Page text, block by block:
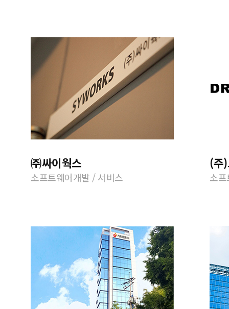
㈜싸이웍스
소프트웨어개발 / 서비스
(주
소